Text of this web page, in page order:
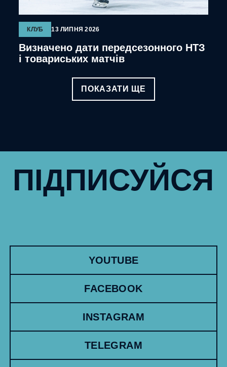
КЛУБ 13 ЛИПНЯ 2026
Визначено дати передсезонного НТЗ
і товариських матчів
ПОКАЗАТИ ЩЕ
ПІДПИСУЙСЯ
YOUTUBE
FACEBOOK
INSTAGRAM
TELEGRAM